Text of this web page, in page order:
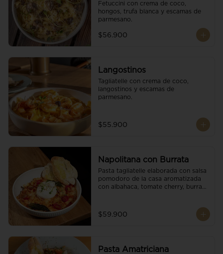
Fetuccini con crema de coco,
hongos, trufa blanca y escamas de
parmesano.
$56.900
Langostinos
Tagliatelle con crema de coco,
langostinos y escamas de
parmesano.
$55.900
Napolitana con Burrata
Pasta tagliatelle elaborada con salsa
pomodoro de la casa aromatizada
con albahaca, tomate cherry, burrata
$59.900
Pasta Amatriciana